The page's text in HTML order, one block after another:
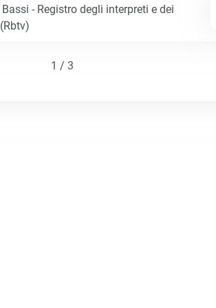
- Registro degli interpreti e dei
1 / 3